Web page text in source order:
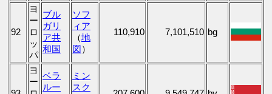
92
ヨ
ー
ロ
ッ
パ
ブル
ガリ
ア共
和国
ソフ
ィア
（地
図 ）
110,910 7,101,510 bg
ヨ
ー
ベラ
ルー
ミン
スク